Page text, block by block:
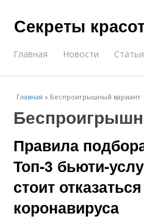
Секреты
Главная Новости Статьи
Главная » Беспроигрышный вариант
Правила
Топ-3 бьюти-
стоит
коронавируса